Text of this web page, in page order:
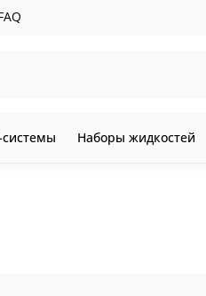
системы Наборы жидкостей